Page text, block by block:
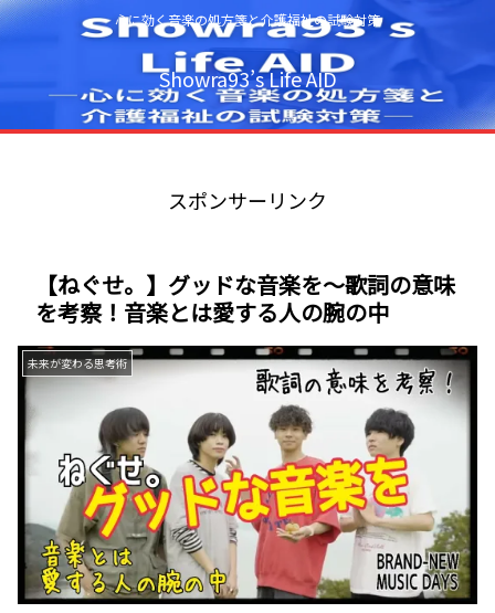
心に効く音楽の処方箋と介護福祉の試験対策
Showra93’s Life AID
スポンサーリンク
【ねぐせ。】グッドな音楽を～歌詞の意味
を考察！音楽とは愛する人の腕の中
未来が変わる思考術